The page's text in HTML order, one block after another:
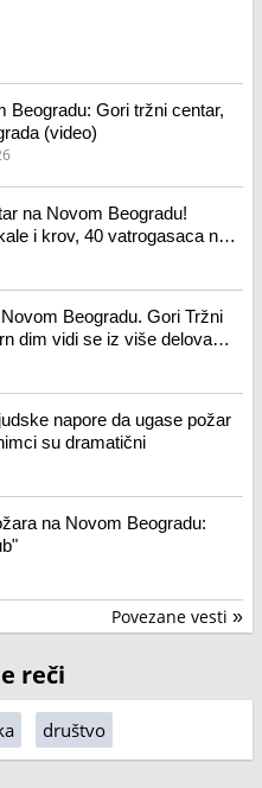
Beogradu: Gori tržni centar,
(video)
na Novom Beogradu!
i krov, 40 vatrogasaca na
iz celog grada!
Beogradu. Gori Tržni
dim vidi se iz više delova
napore da ugase požar
su dramatični
na Novom Beogradu:
Povezane vesti »
reči
društvo